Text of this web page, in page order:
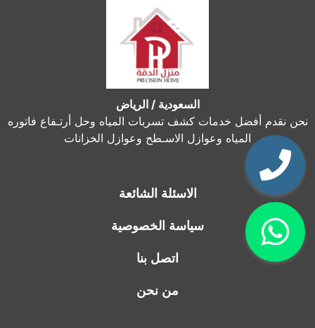
السعودية / الرياض
نحن نقدم أفضل خدمات كشف تسربات المياه وحل أرتـفاع فاتوره
المياه وعوازل الاسـطح وعوازل الخزانات
الاسئلة الشائعة
سياسة الخصوصية
اتصل بنا
من نحن